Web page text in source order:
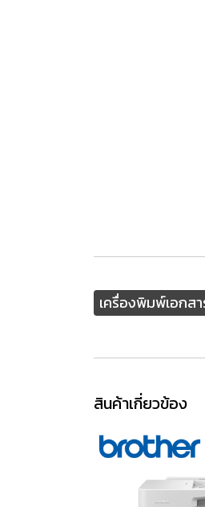
เครื่องพิมพ์เอกสา
สินค้าเกี่ยวข้อง